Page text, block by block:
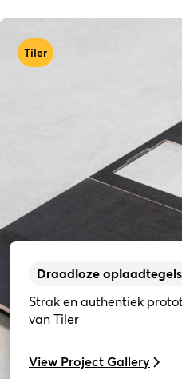
Tiler
Draadloze
Strak en authentiek
van Tiler
View Project Gallery